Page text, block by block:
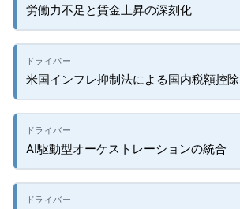
労働力不足と賃金上昇の深刻化
米国インフレ抑制法による国内税額控除
AI駆動型オーケストレーションの統合